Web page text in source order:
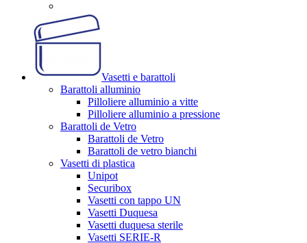
Vasetti e barattoli
Barattoli alluminio
Pilloliere alluminio a vitte
Pilloliere alluminio a pressione
Barattoli de Vetro
Barattoli de Vetro
Barattoli de vetro bianchi
Vasetti di plastica
Unipot
Securibox
Vasetti con tappo UN
Vasetti Duquesa
Vasetti duquesa sterile
Vasetti SERIE-R